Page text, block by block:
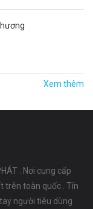
Xem thêm
. Nơi cung cấp
trên toàn quốc . Tín
người tiêu dùng